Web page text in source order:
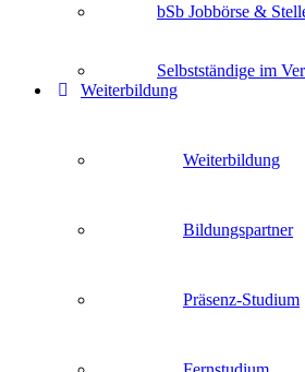
bSb Jobbörse &
Selbstständige im
Weiterbildung
Weiterbildung
Bildungspartner
Präsenz-Studium